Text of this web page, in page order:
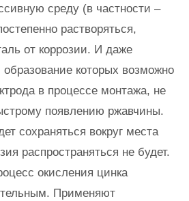
среду (в частности –
растворяться,
от коррозии. И даже
которых возможно
в процессе монтажа, не
появлению ржавчины.
сохраняться вокруг места
распространяться не будет.
окисления цинка
Применяют